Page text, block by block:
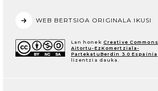
WEB BERTSIOA ORIGINALA IKUSI
Lan honek Creative Commons
Aitortu-EzKomertziala-
PartekatuBerdin 3.0 Espainia
lizentzia dauka.